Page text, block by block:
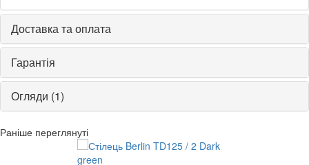
Доставка та оплата
Гарантія
Огляди (1)
Раніше переглянуті